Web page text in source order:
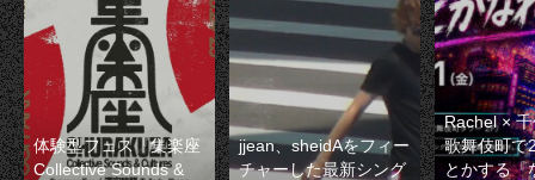
体験型フェス『集楽座
Collective Sounds &
jjean、sheidAをフィー
チャーした最新シング
Rachel ×
歌舞伎町で
とかする『